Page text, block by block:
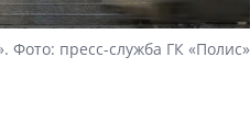
Фото: пресс-служба ГК «Полис»